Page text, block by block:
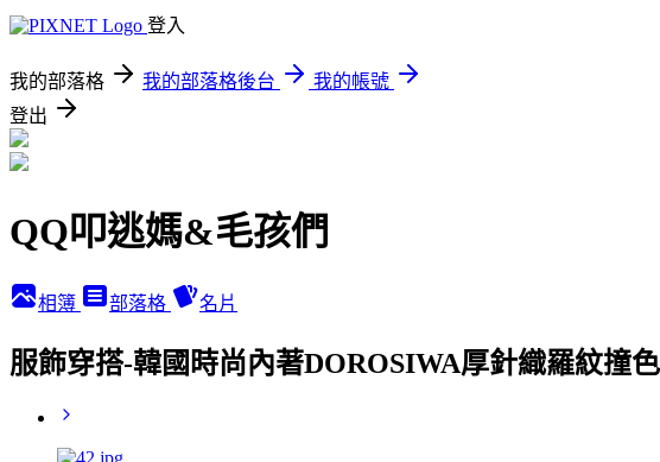
登入
我的部落格 我的部落格後台
我的帳號
登出
QQ叩逃媽&毛孩們
相簿 部落格 名片
服飾穿搭-韓國時尚內著DOROSIWA厚針織羅紋撞